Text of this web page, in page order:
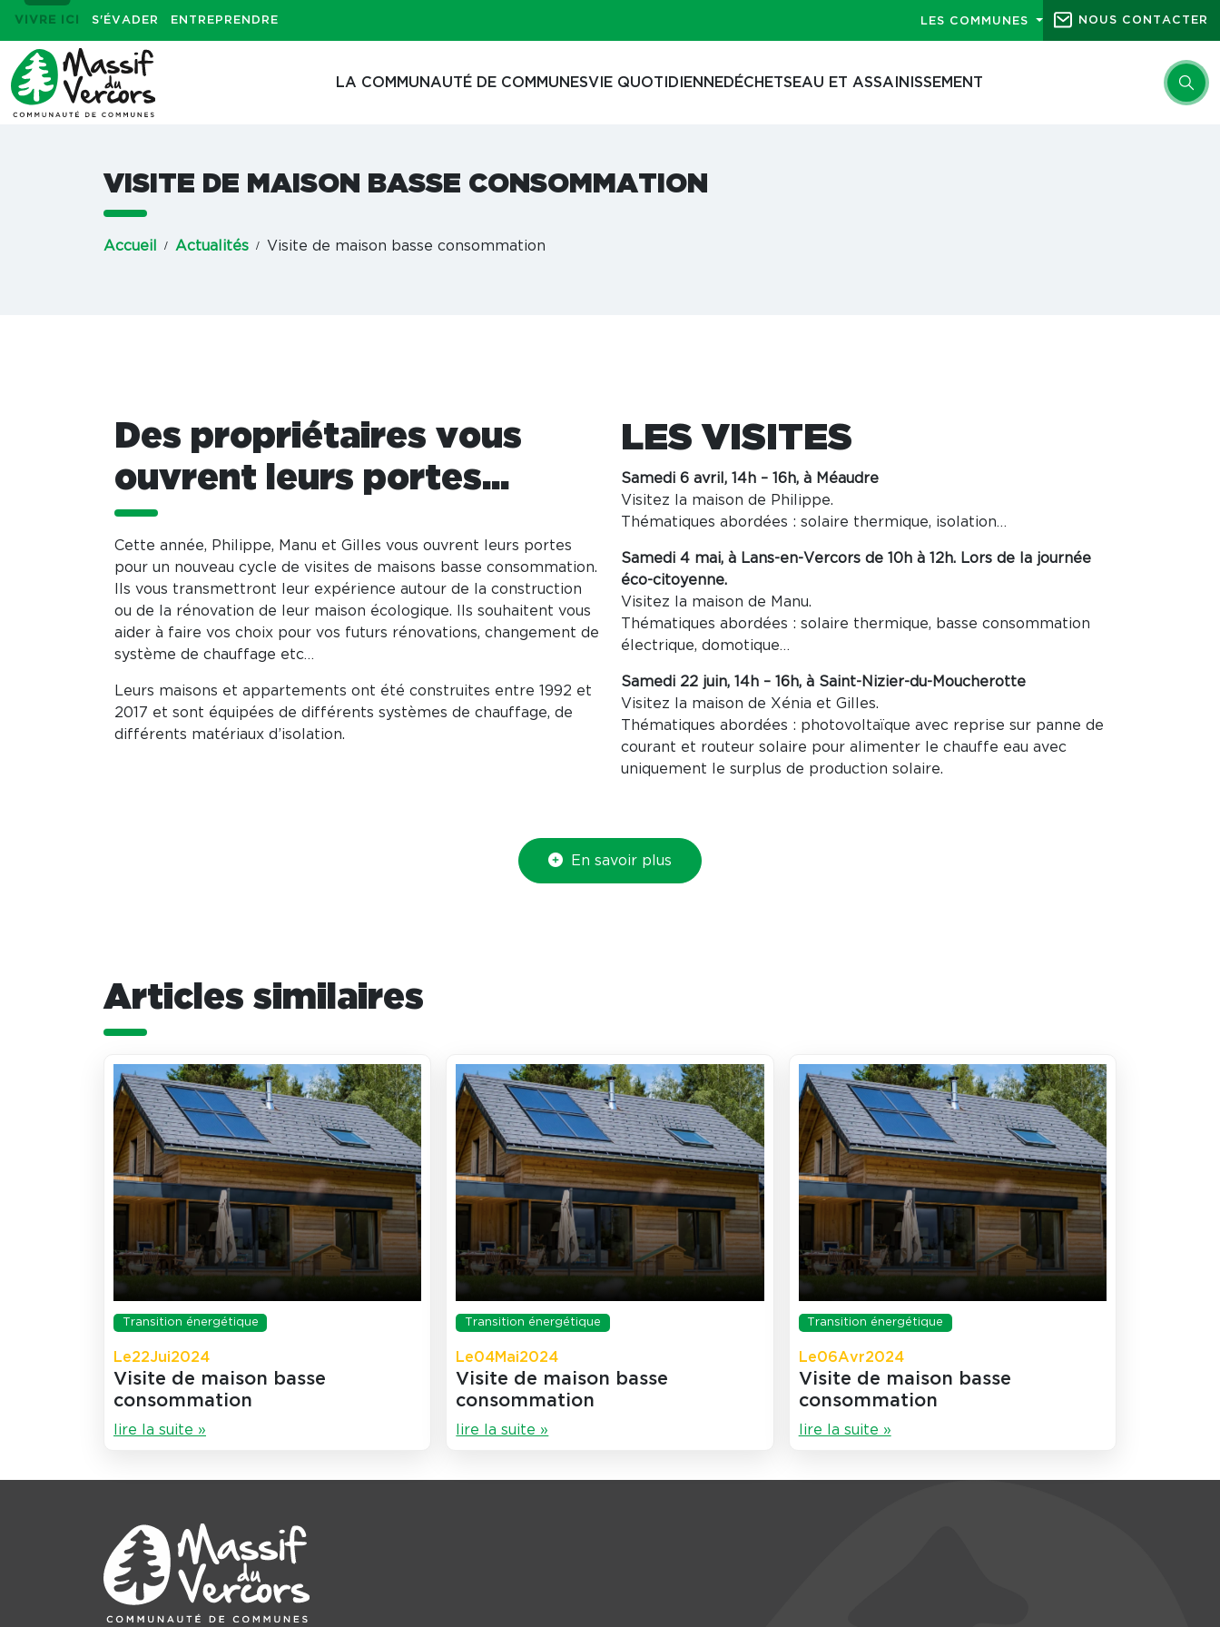
VIVRE ICI S'ÉVADER ENTREPRENDRE LES COMMUNES NOUS CONTACTER
LA COMMUNAUTÉ DE COMMUNESVIE QUOTIDIENNEDÉCHETS EAU ET ASSAINISSEMENT
VISITE DE MAISON BASSE CONSOMMATION
Accueil Actualités Visite de maison basse consommation
Des propriétaires vous
ouvrent leurs portes...
Cette année, Philippe, Manu et Gilles vous ouvrent leurs portes
pour un nouveau cycle de visites de maisons basse consommation.
Ils vous transmettront leur expérience autour de la construction
ou de la rénovation de leur maison écologique. Ils souhaitent vous
aider à faire vos choix pour vos futurs rénovations, changement de
système de chauffage etc…
Leurs maisons et appartements ont été construites entre 1992 et
2017 et sont équipées de différents systèmes de chauffage, de
différents matériaux d’isolation.
LES VISITES
Samedi 6 avril, 14h – 16h, à Méaudre
Visitez la maison de Philippe.
Thématiques abordées : solaire thermique, isolation…
Samedi 4 mai, à Lans-en-Vercors de 10h à 12h. Lors de la journée
éco-citoyenne.
Visitez la maison de Manu.
Thématiques abordées : solaire thermique, basse consommation
électrique, domotique…
Samedi 22 juin, 14h – 16h, à Saint-Nizier-du-Moucherotte
Visitez la maison de Xénia et Gilles.
Thématiques abordées : photovoltaïque avec reprise sur panne de
courant et routeur solaire pour alimenter le chauffe eau avec
uniquement le surplus de production solaire.
En savoir plus
Articles similaires
Transition énergétique
Le22Jui2024
Visite de maison basse
consommation
lire la suite »
Transition énergétique
Le04Mai2024
Visite de maison basse
consommation
lire la suite »
Transition énergétique
Le06Avr2024
Visite de maison basse
consommation
lire la suite »